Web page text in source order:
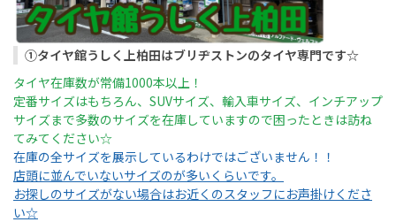
①タイヤ館うしく上柏田はブリヂストンのタイヤ専門です☆
タイヤ在庫数が常備1000本以上！
定番サイズはもちろん、SUVサイズ、輸入車サイズ、インチアップ
サイズまで多数のサイズを在庫していますので困ったときは訪ね
てみてください☆
在庫の全サイズを展示しているわけではございません！！
店頭に並んでいないサイズのが多いくらいです。
お探しのサイズがない場合はお近くのスタッフにお声掛けくださ
い☆